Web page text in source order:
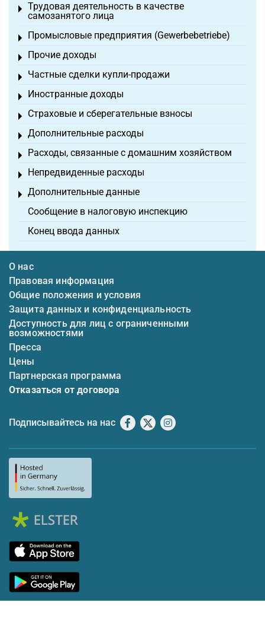
Трудовая деятельность в качестве
самозанятого лица
Toggle menu
Промысловые предприятия (Gewerbebetriebe)
Toggle menu
Прочие доходы
Toggle menu
Частные сделки купли-продажи
Toggle menu
Иностранные доходы
Toggle menu
Страховые и сберегательные взносы
Toggle menu
Дополнительные расходы
Toggle menu
Расходы, связанные с домашним хозяйством
Toggle menu
Непредвиденные расходы
Toggle menu
Дополнительные данные
Toggle menu
Сообщение в налоговую инспекцию
Конец ввода данных
О нас
Правовая информация
Общие положения и условия
Защита данных и конфиденциальность
Доступность для лиц с ограниченными
возможностями
Пресса
Цены
Партнерская программа
Отказаться от договора
Подписывайтесь на нас Facebook
X Instagram